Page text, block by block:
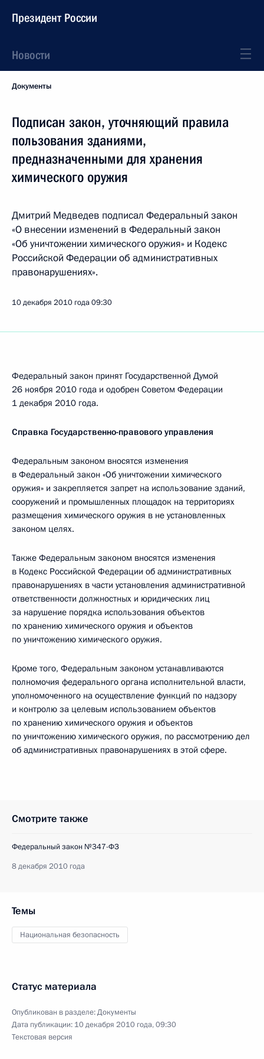
Президент России
Новости
Документы
Подписан закон, уточняющий правила
пользования зданиями,
предназначенными для хранения
химического оружия
Дмитрий Медведев подписал Федеральный закон
«О внесении изменений в Федеральный закон
«Об уничтожении химического оружия» и Кодекс
Российской Федерации об административных
правонарушениях».
10 декабря 2010 года09:30
Федеральный закон принят Государственной Думой
26 ноября 2010 года и одобрен Советом Федерации
1 декабря 2010 года.
Справка Государственно-правового управления
Федеральным законом вносятся изменения
в Федеральный закон «Об уничтожении химического
оружия» и закрепляется запрет на использование зданий,
сооружений и промышленных площадок на территориях
размещения химического оружия в не установленных
законом целях.
Также Федеральным законом вносятся изменения
в Кодекс Российской Федерации об административных
правонарушениях в части установления административной
ответственности должностных и юридических лиц
за нарушение порядка использования объектов
по хранению химического оружия и объектов
по уничтожению химического оружия.
Кроме того, Федеральным законом устанавливаются
полномочия федерального органа исполнительной власти,
уполномоченного на осуществление функций по надзору
и контролю за целевым использованием объектов
по хранению химического оружия и объектов
по уничтожению химического оружия, по рассмотрению дел
об административных правонарушениях в этой сфере.
Смотрите также
Федеральный закон №347-ФЗ
8 декабря 2010 года
Темы
Национальная безопасность
Статус материала
Опубликован в разделе:Документы
Дата публикации: 10 декабря 2010 года, 09:30
Текстовая версия